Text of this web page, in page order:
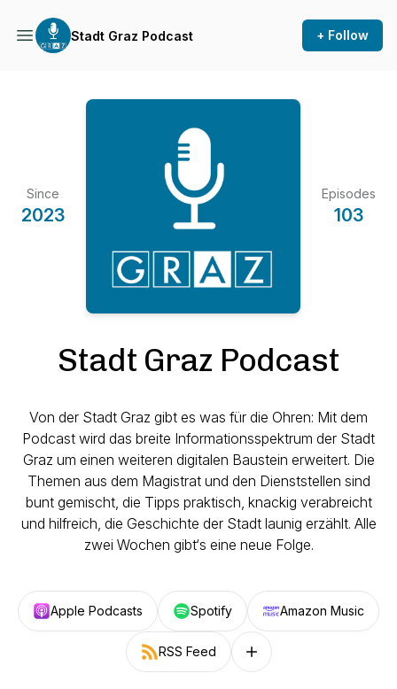
Stadt Graz Podcast + Follow
Since
2023
Episodes
103
Stadt Graz Podcast
Von der Stadt Graz gibt es was für die Ohren: Mit dem
Podcast wird das breite Informationsspektrum der Stadt
Graz um einen weiteren digitalen Baustein erweitert. Die
Themen aus dem Magistrat und den Dienststellen sind
bunt gemischt, die Tipps praktisch, knackig verabreicht
und hilfreich, die Geschichte der Stadt launig erzählt. Alle
zwei Wochen gibt‘s eine neue Folge.
Apple Podcasts Spotify Amazon Music
RSS Feed Follow on other platforms